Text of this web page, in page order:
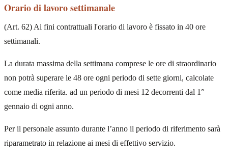
Orario di lavoro settimanale
(Art. 62) Ai fini contrattuali l'orario di lavoro è fissato in 40 ore
settimanali.
La durata massima della settimana comprese le ore di straordinario
non potrà superare le 48 ore ogni periodo di sette giorni, calcolate
come media riferita. ad un periodo di mesi 12 decorrenti dal 1°
gennaio di ogni anno.
Per il personale assunto durante l’anno il periodo di riferimento sarà
riparametrato in relazione ai mesi di effettivo servizio.